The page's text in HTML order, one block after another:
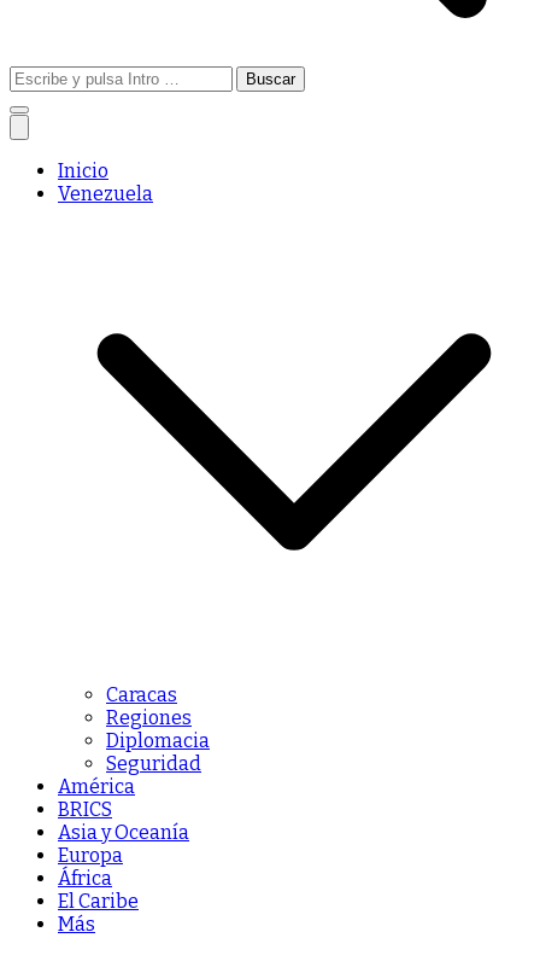
Buscar:
Inicio
Venezuela
Caracas
Regiones
Diplomacia
Seguridad
América
BRICS
Asia y Oceanía
Europa
África
El Caribe
Más